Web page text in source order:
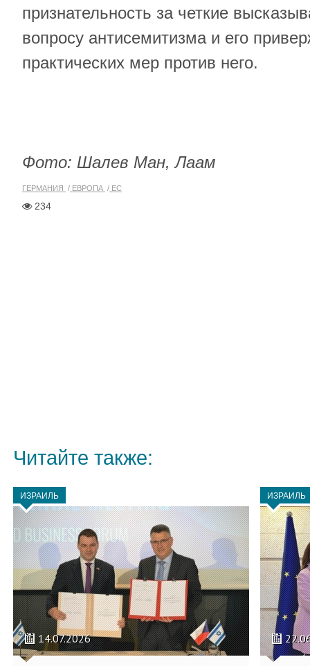
признательность за четкие
вопросу антисемитизма и его
практических мер против него.
Фото: Шалев Ман, Лаам
ГЕРМАНИЯ ЕВРОПА ЕС
234
Читайте также:
ИЗРАИЛЬ
14.07.2026
ИЗРАИЛЬ